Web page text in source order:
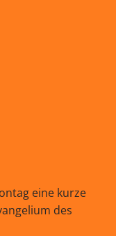
eine kurze
des